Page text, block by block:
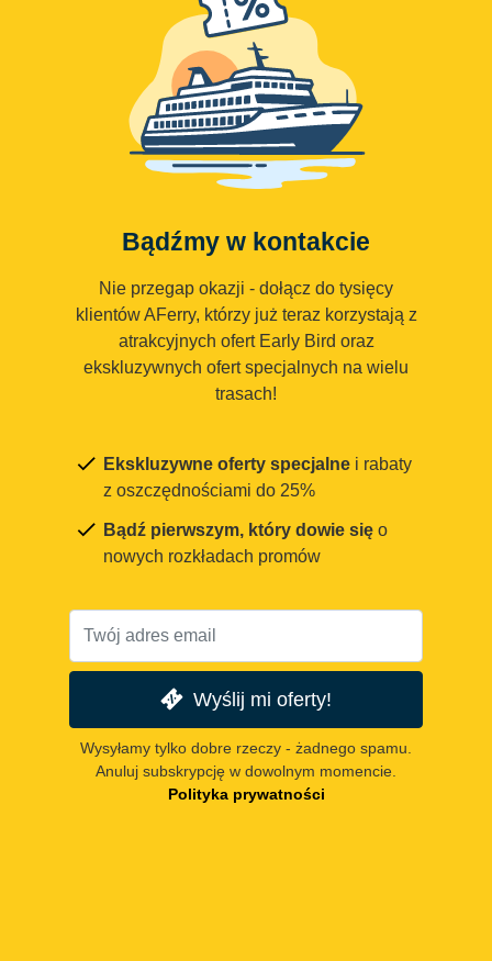
Bądźmy w kontakcie
Nie przegap okazji - dołącz do tysięcy
klientów AFerry, którzy już teraz korzystają z
atrakcyjnych ofert Early Bird oraz
ekskluzywnych ofert specjalnych na wielu
trasach!
Ekskluzywne oferty specjalne i rabaty
z oszczędnościami do 25%
Bądź pierwszym, który dowie się o
nowych rozkładach promów
Wyślij mi oferty!
Wysyłamy tylko dobre rzeczy - żadnego spamu.
Anuluj subskrypcję w dowolnym momencie.
Polityka prywatności